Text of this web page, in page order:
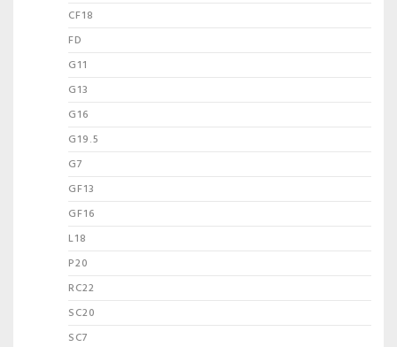
CF18
FD
G11
G13
G16
G19.5
G7
GF13
GF16
L18
P20
RC22
SC20
SC7